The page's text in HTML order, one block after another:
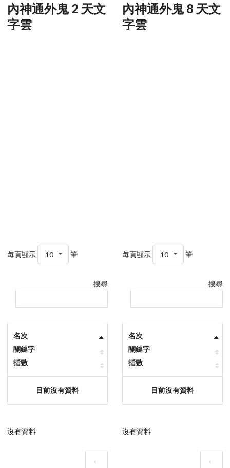
內神通外鬼 2 天文
字雲
每頁顯示 10 筆
搜尋
名次
關鍵字
指數
目前沒有資料
沒有資料
‹
內神通外鬼 8 天文
字雲
每頁顯示 10 筆
搜尋
名次
關鍵字
指數
目前沒有資料
沒有資料
‹